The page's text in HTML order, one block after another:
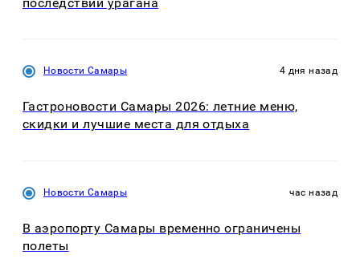
Новости Самары 4 дня назад
Гастроновости Самары 2026: летние меню,
скидки и лучшие места для отдыха
Новости Самары час назад
В аэропорту Самары временно ограничены
полеты